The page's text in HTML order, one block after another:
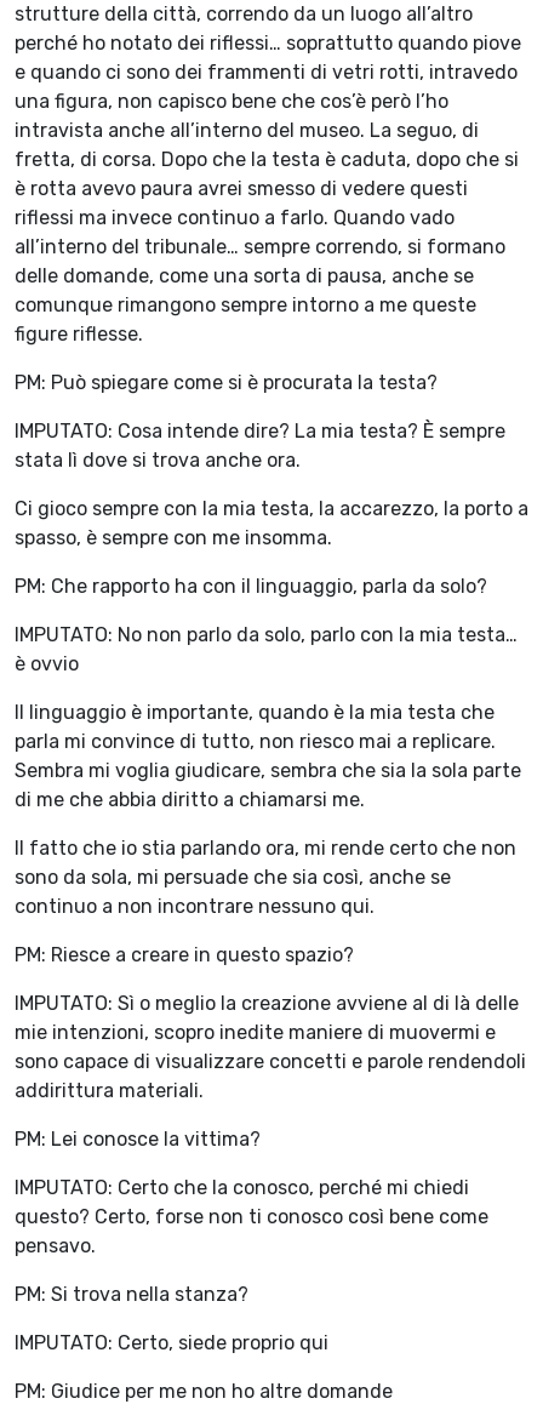
strutture della città, correndo da un luogo all’altro
perché ho notato dei riflessi… soprattutto quando piove
e quando ci sono dei frammenti di vetri rotti, intravedo
una figura, non capisco bene che cos’è però l’ho
intravista anche all’interno del museo. La seguo, di
fretta, di corsa. Dopo che la testa è caduta, dopo che si
è rotta avevo paura avrei smesso di vedere questi
riflessi ma invece continuo a farlo. Quando vado
all’interno del tribunale… sempre correndo, si formano
delle domande, come una sorta di pausa, anche se
comunque rimangono sempre intorno a me queste
figure riflesse.
PM: Può spiegare come si è procurata la testa?
IMPUTATO: Cosa intende dire? La mia testa? È sempre
stata lì dove si trova anche ora.
Ci gioco sempre con la mia testa, la accarezzo, la porto a
spasso, è sempre con me insomma.
PM: Che rapporto ha con il linguaggio, parla da solo?
IMPUTATO: No non parlo da solo, parlo con la mia testa…
è ovvio
Il linguaggio è importante, quando è la mia testa che
parla mi convince di tutto, non riesco mai a replicare.
Sembra mi voglia giudicare, sembra che sia la sola parte
di me che abbia diritto a chiamarsi me.
Il fatto che io stia parlando ora, mi rende certo che non
sono da sola, mi persuade che sia così, anche se
continuo a non incontrare nessuno qui.
PM: Riesce a creare in questo spazio?
IMPUTATO: Sì o meglio la creazione avviene al di là delle
mie intenzioni, scopro inedite maniere di muovermi e
sono capace di visualizzare concetti e parole rendendoli
addirittura materiali.
PM: Lei conosce la vittima?
IMPUTATO: Certo che la conosco, perché mi chiedi
questo? Certo, forse non ti conosco così bene come
pensavo.
PM: Si trova nella stanza?
IMPUTATO: Certo, siede proprio qui
PM: Giudice per me non ho altre domande